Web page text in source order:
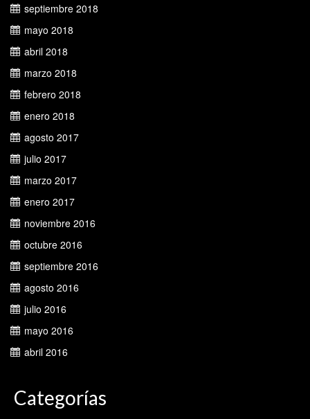
septiembre 2018
mayo 2018
abril 2018
marzo 2018
febrero 2018
enero 2018
agosto 2017
julio 2017
marzo 2017
enero 2017
noviembre 2016
octubre 2016
septiembre 2016
agosto 2016
julio 2016
mayo 2016
abril 2016
Categorías